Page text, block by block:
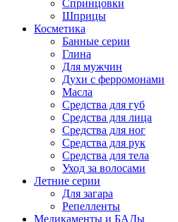
Спринцовки
Шприцы
Косметика
Банные серии
Глина
Для мужчин
Духи с ферромонами
Масла
Средства для губ
Средства для лица
Средства для ног
Средства для рук
Средства для тела
Уход за волосами
Летние серии
Для загара
Репелленты
Медикаменты и БАДы